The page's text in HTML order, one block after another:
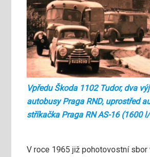
Vpředu Škoda 1102 Tudor, dva
autobusy Praga RND, uprostřed
stříkačka Praga RN AS-16 (1600
V roce 1965 již pohotovostní sbor